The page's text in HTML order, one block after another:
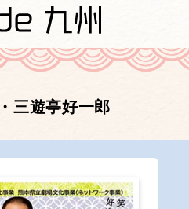
三遊亭好一郎